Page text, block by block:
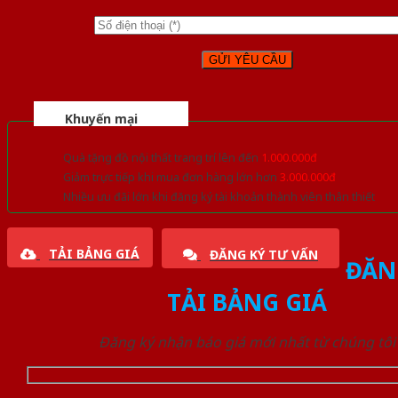
Khuyến mại
Quà tặng đồ nội thất trang trí lên đến 1.000.000đ
Giảm trực tiếp khi mua đơn hàng lớn hơn 3.000.000đ
Nhiều ưu đãi lớn khi đăng ký tài khoản thành viên thân thiết
TẢI BẢNG GIÁ ĐĂNG KÝ TƯ VẤN
TẢI BẢNG GIÁ
Đăng ký nhận báo giá mới nhất từ chúng tôi